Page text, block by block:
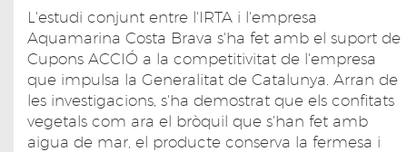
L'estudi conjunt entre l'IRTA i l'empresa
Aquamarina Costa Brava s'ha fet amb el suport de
Cupons ACCIÓ a la competitivitat de l'empresa
que impulsa la Generalitat de Catalunya. Arran de
les investigacions, s'ha demostrat que els confitats
vegetals com ara el bròquil que s'han fet amb
aigua de mar, el producte conserva la fermesa i